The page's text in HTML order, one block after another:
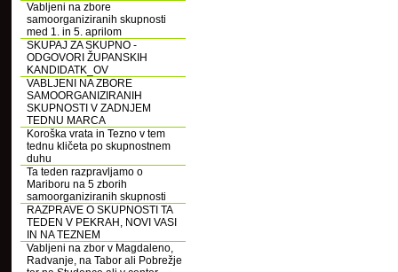
Vabljeni na zbore
samoorganiziranih skupnosti
med 1. in 5. aprilom
SKUPAJ ZA SKUPNO -
ODGOVORI ŽUPANSKIH
KANDIDATK_OV
VABLJENI NA ZBORE
SAMOORGANIZIRANIH
SKUPNOSTI V ZADNJEM
TEDNU MARCA
Koroška vrata in Tezno v tem
tednu kličeta po skupnostnem
duhu
Ta teden razpravljamo o
Mariboru na 5 zborih
samoorganiziranih skupnosti
RAZPRAVE O SKUPNOSTI TA
TEDEN V PEKRAH, NOVI VASI
IN NA TEZNEM
Vabljeni na zbor v Magdaleno,
Radvanje, na Tabor ali Pobrežje